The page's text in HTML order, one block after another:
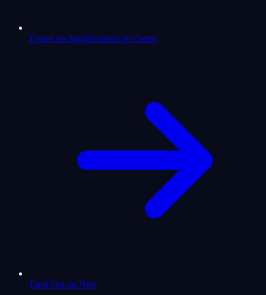
Toutes les Significations de Cartes
Tarot Oui ou Non